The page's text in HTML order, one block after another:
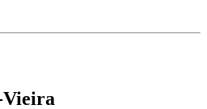
Vieira